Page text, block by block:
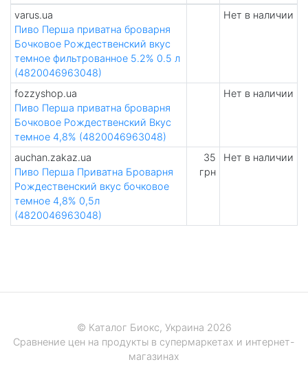
varus.ua
Пиво Перша приватна броварня
Бочковое Рождественский вкус
темное фильтрованное 5.2% 0.5 л
(4820046963048)
Нет в наличии
fozzyshop.ua
Пиво Перша приватна броварня
Бочковое Рождественский Вкус
темное 4,8% (4820046963048)
Нет в наличии
auchan.zakaz.ua
Пиво Перша Приватна Броварня
Рождественский вкус бочковое
темное 4,8% 0,5л
(4820046963048)
35
грн
Нет в наличии
© Каталог Биокс, Украина 2026
Сравнение цен на продукты в супермаркетах и интернет-
магазинах